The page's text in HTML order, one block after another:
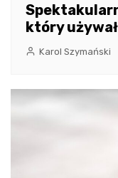
który
Karol Szymański